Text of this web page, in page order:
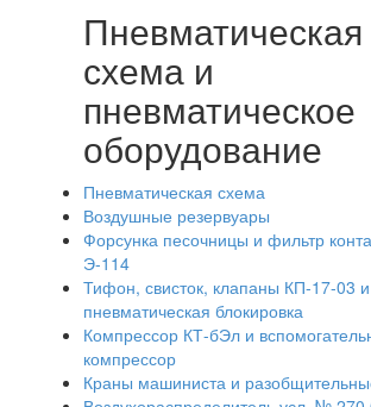
Пневматическая
схема и
пневматическое
оборудование
Пневматическая схема
Воздушные резервуары
Форсунка песочницы и фильтр
Э-114
Тифон, свисток, клапаны КП-17-03 и
пневматическая блокировка
Компрессор КТ-бЭл и
компрессор
Краны машиниста и